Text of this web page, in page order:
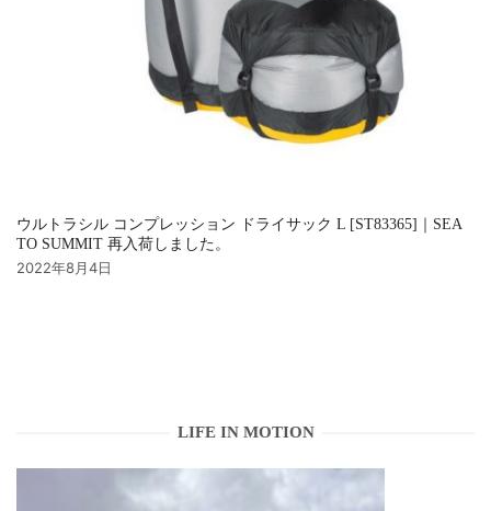
ウルトラシル コンプレッション ドライサック L [ST83365]｜SEA
TO SUMMIT 再入荷しました。
2022年8月4日
LIFE IN MOTION